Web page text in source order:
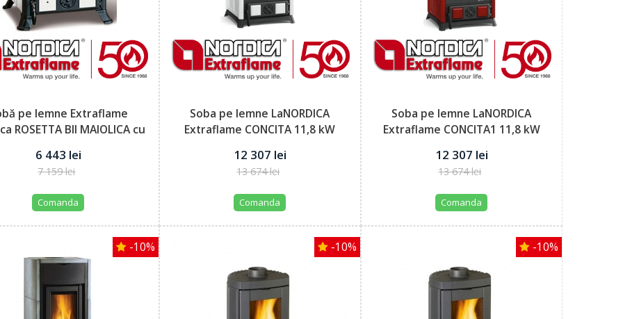
pe lemne Extraflame
ROSETTA BII MAIOLICA cu
6 443 lei
7 159 lei
Comanda
Soba pe lemne LaNORDICA
Extraflame CONCITA 11,8 kW
12 307 lei
13 674 lei
Comanda
Soba pe lemne LaNORDICA
Extraflame CONCITA1 11,8 kW
12 307 lei
13 674 lei
Comanda
-10% -10% -10%